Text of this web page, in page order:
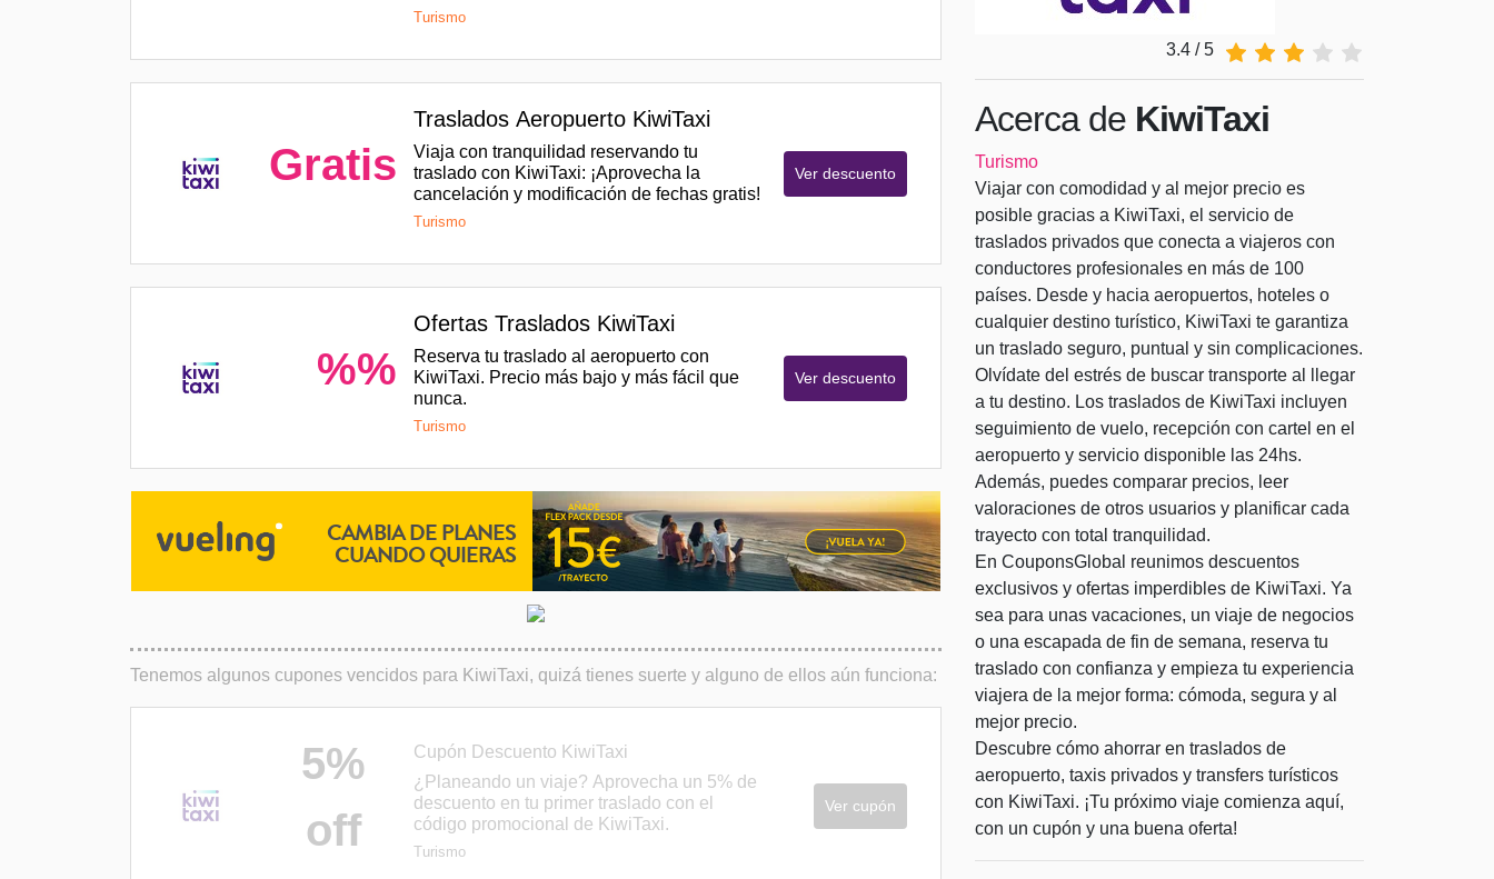
Turismo
Gratis
Traslados Aeropuerto KiwiTaxi
Viaja con tranquilidad reservando tu
traslado con KiwiTaxi: ¡Aprovecha la
cancelación y modificación de fechas gratis!
Turismo
Ver descuento
%%
Ofertas Traslados KiwiTaxi
Reserva tu traslado al aeropuerto con
KiwiTaxi. Precio más bajo y más fácil que
nunca.
Turismo
Ver descuento
Tenemos algunos cupones vencidos para KiwiTaxi, quizá tienes suerte y alguno de ellos aún funciona:
5%
off
Cupón Descuento KiwiTaxi
¿Planeando un viaje? Aprovecha un 5% de
descuento en tu primer traslado con el
código promocional de KiwiTaxi.
Turismo
Ver cupón
3.4 / 5
Acerca de KiwiTaxi
Turismo
Viajar con comodidad y al mejor precio es
posible gracias a KiwiTaxi, el servicio de
traslados privados que conecta a viajeros con
conductores profesionales en más de 100
países. Desde y hacia aeropuertos, hoteles o
cualquier destino turístico, KiwiTaxi te garantiza
un traslado seguro, puntual y sin complicaciones.
Olvídate del estrés de buscar transporte al llegar
a tu destino. Los traslados de KiwiTaxi incluyen
seguimiento de vuelo, recepción con cartel en el
aeropuerto y servicio disponible las 24hs.
Además, puedes comparar precios, leer
valoraciones de otros usuarios y planificar cada
trayecto con total tranquilidad.
En CouponsGlobal reunimos descuentos
exclusivos y ofertas imperdibles de KiwiTaxi. Ya
sea para unas vacaciones, un viaje de negocios
o una escapada de fin de semana, reserva tu
traslado con confianza y empieza tu experiencia
viajera de la mejor forma: cómoda, segura y al
mejor precio.
Descubre cómo ahorrar en traslados de
aeropuerto, taxis privados y transfers turísticos
con KiwiTaxi. ¡Tu próximo viaje comienza aquí,
con un cupón y una buena oferta!